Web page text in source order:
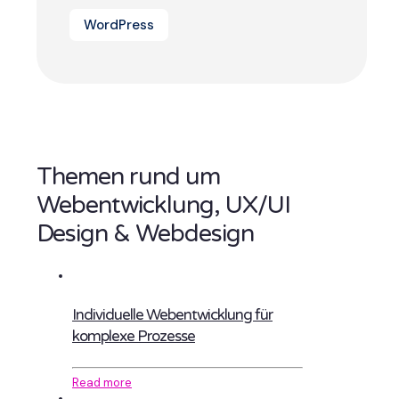
WordPress
Themen rund um
Webentwicklung, UX/UI
Design & Webdesign
Individuelle Webentwicklung für
komplexe Prozesse
Read more